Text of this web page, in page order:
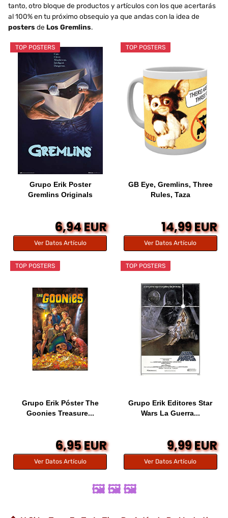
tanto, otro bloque de productos y artículos con los que acertarás
al 100% en tu próximo obsequio ya que andas con la idea de
posters de Los Gremlins.
TOP POSTERS
Grupo Erik Poster
Gremlins Originals
6,94 EUR
Ver Datos Artículo
TOP POSTERS
GB Eye, Gremlins, Three
Rules, Taza
14,99 EUR
Ver Datos Artículo
TOP POSTERS
Grupo Erik Póster The
Goonies Treasure...
6,95 EUR
Ver Datos Artículo
TOP POSTERS
Grupo Erik Editores Star
Wars La Guerra...
9,99 EUR
Ver Datos Artículo
🖼️ 🖼️ 🖼️